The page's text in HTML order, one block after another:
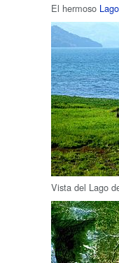
El hermoso
Vista del Lago